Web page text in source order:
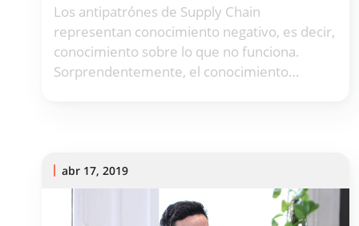
Los antipatrónes de Supply Chain
representan conocimiento negativo, es decir,
conocimiento sobre lo que no funciona.
Sorprendentemente, el conocimiento
abr 17, 2019